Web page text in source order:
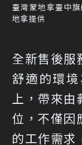
臺灣蒙地拿臺中
地拿提供
全新售後服
舒適的環
上，帶來
位，不僅因
的工作需求